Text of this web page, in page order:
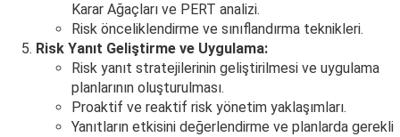
Karar Ağaçları ve PERT analizi.
Risk önceliklendirme ve sınıflandırma teknikleri.
Risk Yanıt Geliştirme ve Uygulama:
Risk yanıt stratejilerinin geliştirilmesi ve uygulama
planlarının oluşturulması.
Proaktif ve reaktif risk yönetim yaklaşımları.
Yanıtların etkisini değerlendirme ve planlarda gerekli